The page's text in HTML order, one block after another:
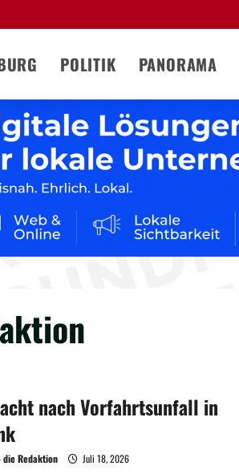
POLITIK PANORAMA
nach Vorfahrtsunfall in
Redaktion Juli 18, 2026